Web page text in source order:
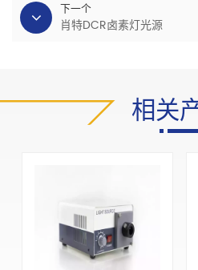
下一个
肖特DCR卤素灯光源
相关